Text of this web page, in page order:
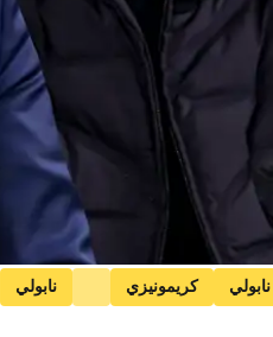
كريمونيزي نابولي